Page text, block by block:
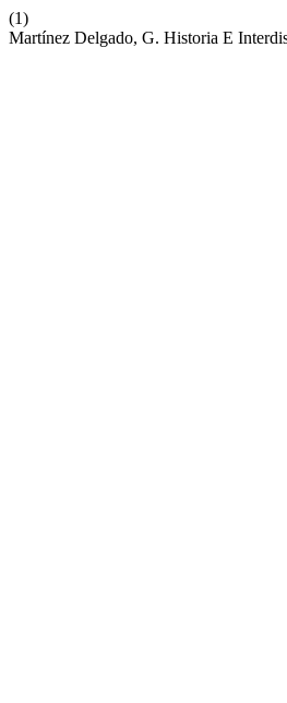
(1)
Martínez Delgado, G. Historia E